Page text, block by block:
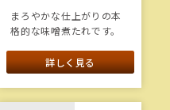
まろやかな仕上がりの本
格的な味噌煮たれです。
ランスよく合わせ、味に
深みがあります。
1本当たり重量：1.3kg
詳しく見る